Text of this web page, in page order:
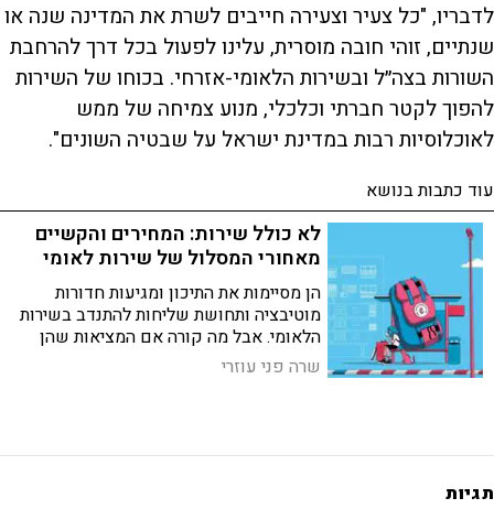
לדבריו, "כל צעיר וצעירה חייבים לשרת את המדינה שנה או
שנתיים, זוהי חובה מוסרית, עלינו לפעול בכל דרך להרחבת
השורות בצה״ל ובשירות הלאומי-אזרחי. בכוחו של השירות
להפוך לקטר חברתי וכלכלי, מנוע צמיחה של ממש
לאוכלוסיות רבות במדינת ישראל על שבטיה השונים".
עוד כתבות בנושא
לא כולל שירות: המחירים והקשיים
מאחורי המסלול של שירות לאומי
הן מסיימות את התיכון ומגיעות חדורות
מוטיבציה ותחושת שליחות להתנדב בשירות
הלאומי. אבל מה קורה אם המציאות שהן
פוגשות היא קשה ומאתגרת והן מוצאות את
עצמן ללא שום הכנה ותמיכה?
שרה פני עוזרי
תגיות